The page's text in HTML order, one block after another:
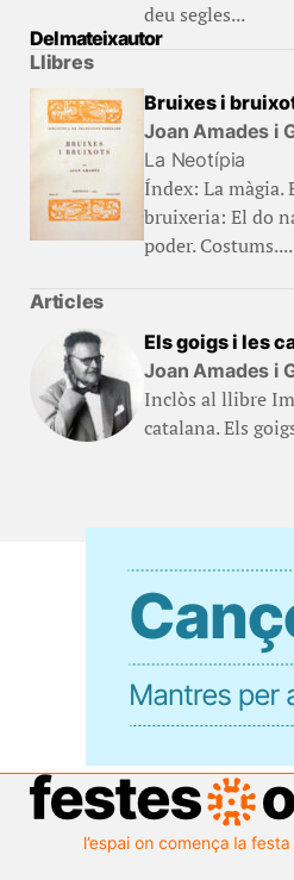
deu segles...
Del mateix autor
Llibres
Bruixes i
Joan Amades i
La Neotípia
Índex: La màgia.
bruixeria: El do
poder. Costums....
Articles
Els goigs i les
Joan Amades i
Inclòs al llibre
catalana. Els